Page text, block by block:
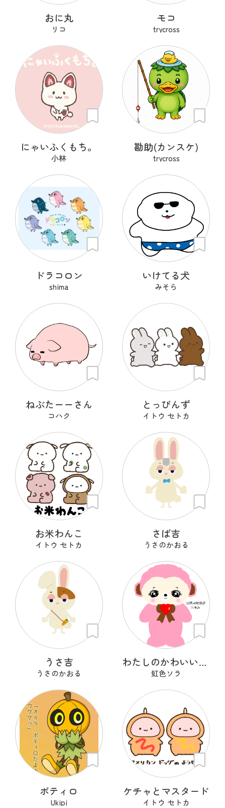
おに丸
リコ
モコ
trycross
にゃいふくもち。
小林
勘助(カンスケ)
trycross
ドラコロン
shima
いけてる犬
みそら
ねぶたーーさん
コハク
とっぴんず
イトウ セトカ
お米わんこ
イトウ セトカ
さば吉
うさのかおる
うさ吉
うさのかおる
わたしのかわいいせかい
虹色ソラ
ポティロ
Ukipi
ケチャとマスタード
イトウ セトカ